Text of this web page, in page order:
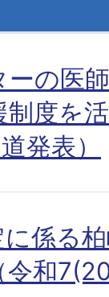
の医
度を
発表）
係る
和